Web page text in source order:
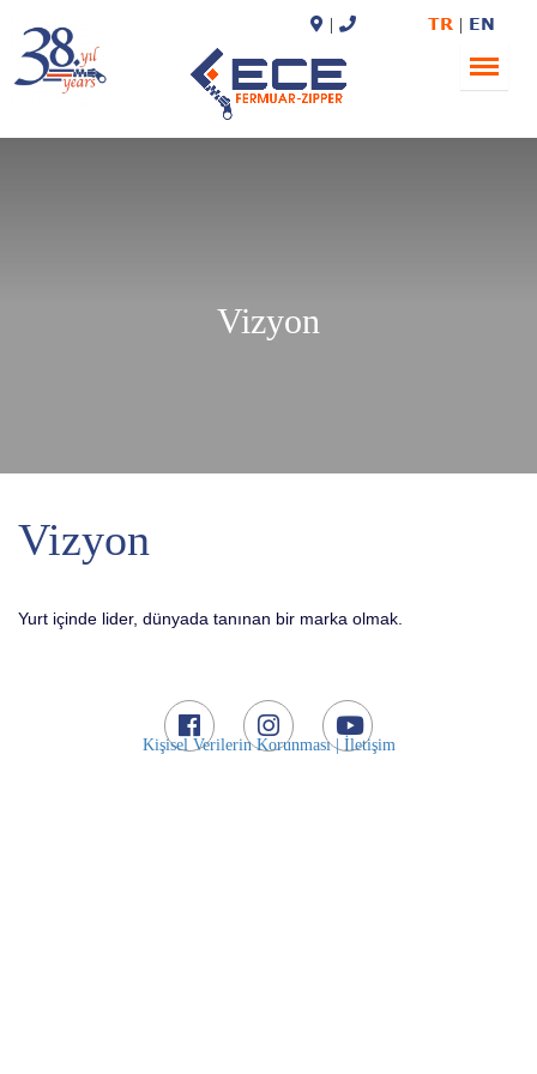
EN
TR
Vizyon
Vizyon
Yurt içinde lider, dünyada tanınan bir marka olmak.
Kişisel Verilerin Korunması |İletişim